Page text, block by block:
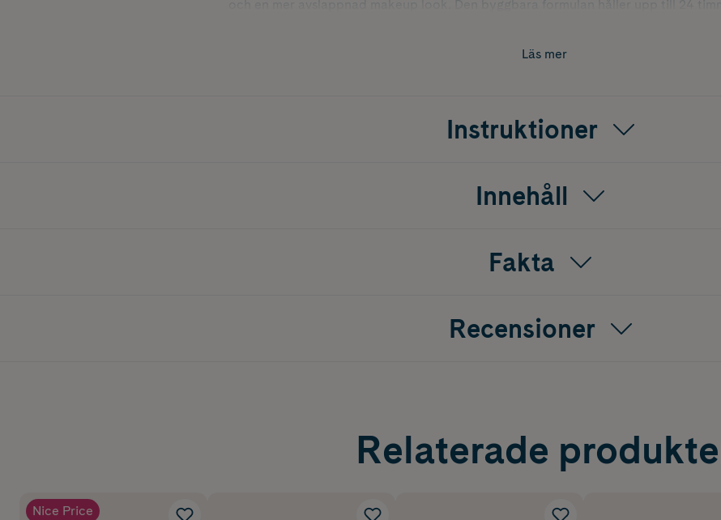
och en mer avslappnad makeup look. Den byggbara formulan håller upp till 24
Läs mer
Instruktioner
Innehåll
Fakta
Recensioner
Relaterade
Nice Price